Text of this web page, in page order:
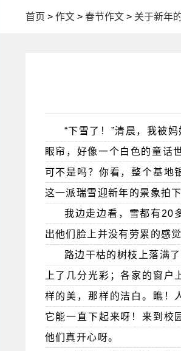
首页 > 作文> 春节作文> 关于新年
“下雪了！”清晨，我被
眼帘，好像一个白色的童话
可不是吗？你看，整个基地
这一派瑞雪迎新年的景象拍
我边走边看，雪都有20
出他们脸上并没有劳累的感
路边干枯的树枝上落满
上了几分光彩；各家的窗
样的美，那样的洁白。瞧！
它能一直下起来呀！来到校
他们真开心呀。